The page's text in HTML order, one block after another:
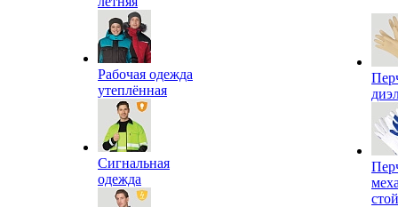
Рабочая одежда
утеплённая
Сигнальная
одежда